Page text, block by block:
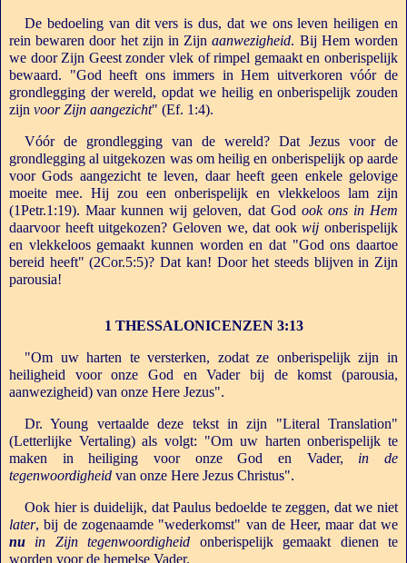
De bedoeling van dit vers is dus, dat we ons leven heiligen en
rein bewaren door het zijn in Zijnaanwezigheid. Bij Hem worden
we door Zijn Geest zonder vlek of rimpel gemaakt en onberispelijk
bewaard. "God heeft ons immers in Hem uitverkoren vóór de
grondlegging der wereld, opdat we heilig en onberispelijk zouden
zijn voor Zijn aangezicht" (Ef. 1:4).
Vóór de grondlegging van de wereld? Dat Jezus voor de
grondlegging al uitgekozen was om heilig en onberispelijk op aarde
voor Gods aangezicht te leven, daar heeft geen enkele gelovige
moeite mee. Hij zou een onberispelijk en vlekkeloos lam zijn
(1Petr.1:19). Maar kunnen wij geloven, dat God ook ons in Hem
daarvoor heeft uitgekozen? Geloven we, dat ookwij onberispelijk
en vlekkeloos gemaakt kunnen worden en dat "God ons daartoe
bereid heeft" (2Cor.5:5)? Dat kan! Door het steeds blijven in Zijn
parousia!
1 THESSALONICENZEN 3:13
"Om uw harten te versterken, zodat ze onberispelijk zijn in
heiligheid voor onze God en Vader bij de komst (parousia,
aanwezigheid) van onze Here Jezus".
Dr. Young vertaalde deze tekst in zijn "Literal Translation"
(Letterlijke Vertaling) als volgt: "Om uw harten onberispelijk te
maken in heiliging voor onze God en Vader, in de
tegenwoordigheidvan onze Here Jezus Christus".
Ook hier is duidelijk, dat Paulus bedoelde te zeggen, dat we niet
later, bij de zogenaamde "wederkomst" van de Heer, maar dat we
nuin Zijn tegenwoordigheid onberispelijk gemaakt dienen te
worden voor de hemelse Vader.